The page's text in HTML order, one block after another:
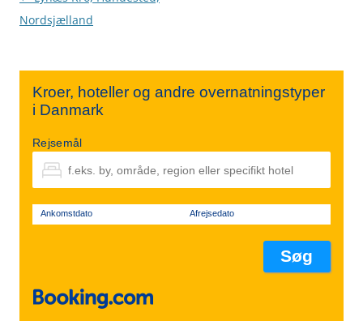
Nordsjælland
Kroer, hoteller og andre overnatningstyper
i Danmark
Rejsemål
Ankomstdato Afrejsedato